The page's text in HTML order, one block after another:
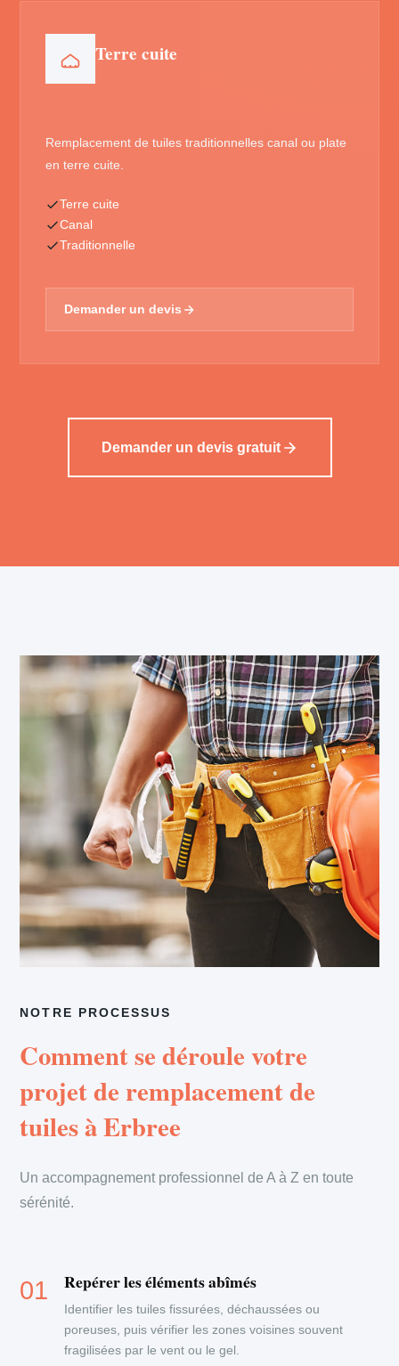
Terre cuite
Remplacement de tuiles traditionnelles canal ou plate
en terre cuite.
Terre cuite
Canal
Traditionnelle
Demander un devis
Demander un devis gratuit
NOTRE PROCESSUS
Comment se déroule votre
projet de remplacement de
tuiles à Erbree
Un accompagnement professionnel de A à Z en toute
sérénité.
Repérer les éléments abîmés
Identifier les tuiles fissurées, déchaussées ou
poreuses, puis vérifier les zones voisines souvent
fragilisées par le vent ou le gel.